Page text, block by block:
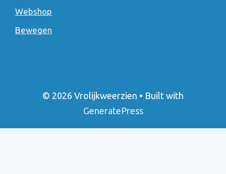
Webshop
Bewegen
© 2026 Vrolijkweerzien • Built with
GeneratePress